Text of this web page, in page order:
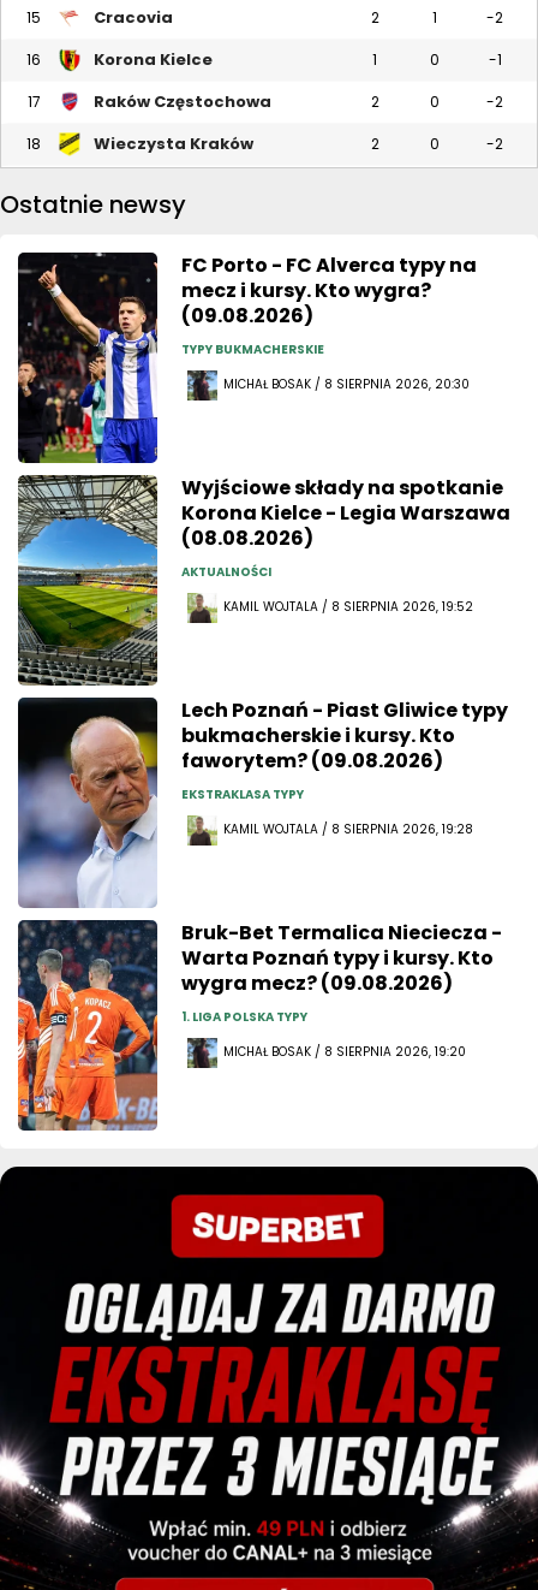
15 Cracovia 2 1 -2
16 Korona Kielce 1 0 -1
17 Raków Częstochowa 2 0 -2
18 Wieczysta Kraków 2 0 -2
Ostatnie newsy
FC Porto - FC Alverca typy na
mecz i kursy. Kto wygra?
(09.08.2026)
TYPY BUKMACHERSKIE
MICHAŁ BOSAK / 8 SIERPNIA 2026, 20:30
Wyjściowe składy na spotkanie
Korona Kielce - Legia Warszawa
(08.08.2026)
AKTUALNOŚCI
KAMIL WOJTALA / 8 SIERPNIA 2026, 19:52
Lech Poznań - Piast Gliwice typy
bukmacherskie i kursy. Kto
faworytem? (09.08.2026)
EKSTRAKLASA TYPY
KAMIL WOJTALA / 8 SIERPNIA 2026, 19:28
Bruk-Bet Termalica Nieciecza -
Warta Poznań typy i kursy. Kto
wygra mecz? (09.08.2026)
1. LIGA POLSKA TYPY
MICHAŁ BOSAK / 8 SIERPNIA 2026, 19:20